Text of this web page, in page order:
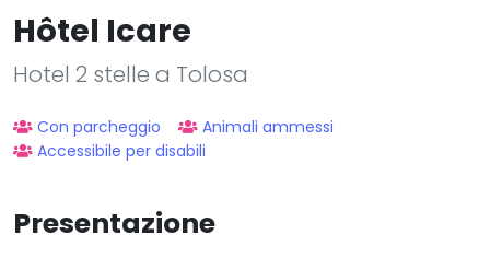
Hôtel Icare
Hotel 2 stelle a Tolosa
Con parcheggio
Animali ammessi
Accessibile per disabili
Presentazione